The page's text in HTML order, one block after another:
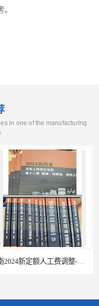
in one of the manufacturing